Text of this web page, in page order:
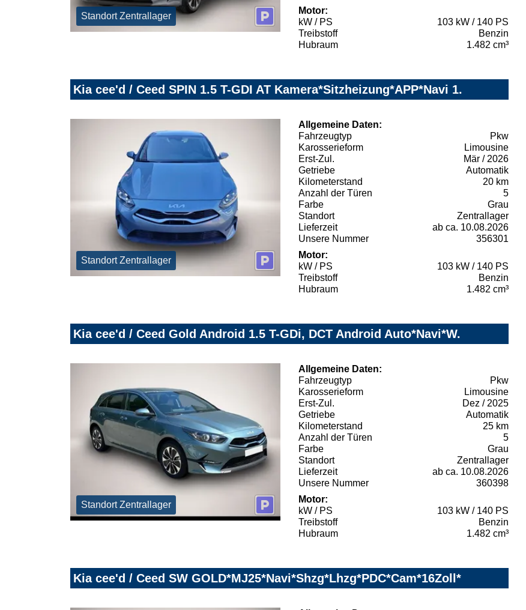
Standort Zentrallager
Motor:
kW / PS
103 kW / 140 PS
Treibstoff
Benzin
Hubraum
1.482 cm³
Kia cee'd / Ceed SPIN 1.5 T-GDI AT Kamera*Sitzheizung*APP*Navi 1.
Standort Zentrallager
Allgemeine Daten:
Fahrzeugtyp
Pkw
Karosserieform
Limousine
Erst-Zul.
Mär / 2026
Getriebe
Automatik
Kilometerstand
20 km
Anzahl der Türen
5
Farbe
Grau
Standort
Zentrallager
Lieferzeit
ab ca. 10.08.2026
Unsere Nummer
356301
Motor:
kW / PS
103 kW / 140 PS
Treibstoff
Benzin
Hubraum
1.482 cm³
Kia cee'd / Ceed Gold Android 1.5 T-GDi, DCT Android Auto*Navi*W.
Standort Zentrallager
Allgemeine Daten:
Fahrzeugtyp
Pkw
Karosserieform
Limousine
Erst-Zul.
Dez / 2025
Getriebe
Automatik
Kilometerstand
25 km
Anzahl der Türen
5
Farbe
Grau
Standort
Zentrallager
Lieferzeit
ab ca. 10.08.2026
Unsere Nummer
360398
Motor:
kW / PS
103 kW / 140 PS
Treibstoff
Benzin
Hubraum
1.482 cm³
Kia cee'd / Ceed SW GOLD*MJ25*Navi*Shzg*Lhzg*PDC*Cam*16Zoll*